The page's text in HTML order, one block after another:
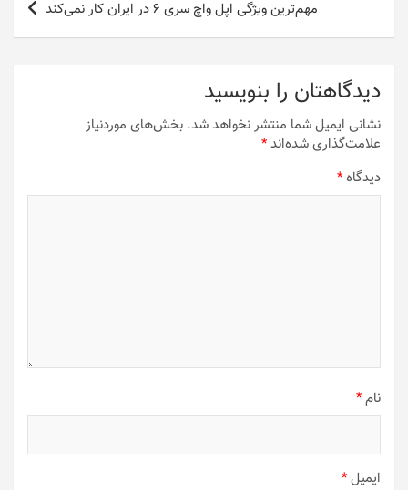
مهم‌ترین ویژگی اپل واچ سری 6 در ایران کار نمی‌کند
دیدگاهتان را بنویسید
نشانی ایمیل شما منتشر نخواهد شد. بخش‌های موردنیاز
علامت‌گذاری شده‌اند*
دیدگاه*
نام*
ایمیل*